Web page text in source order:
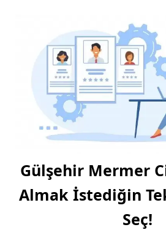
Gülşehir Mermer
Almak İstediğin
Seç!